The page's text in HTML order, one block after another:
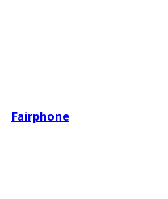
Fairphone